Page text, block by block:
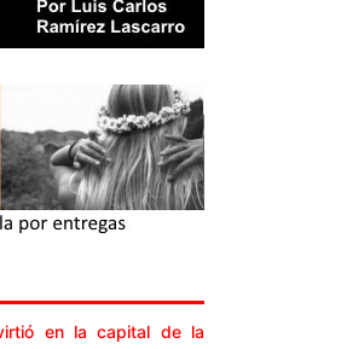
en la capital de la